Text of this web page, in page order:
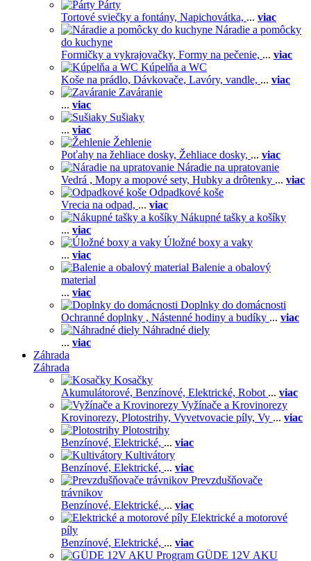
Párty
Tortové sviečky a fontány, Napichovátka, ... viac
Náradie a pomôcky
do kuchyne
Formičky a vykrajovačky, Formy na pečenie, ... viac
Kúpelňa a WC
Koše na prádlo, Dávkovače, Lavóry, vandle, ... viac
Zaváranie
... viac
Sušiaky
... viac
Žehlenie
Poťahy na žehliace dosky, Žehliace dosky, ... viac
Náradie na upratovanie
Vedrá , Mopy a mopové sety, Hubky a drôtenky ... viac
Odpadkové koše
Vrecia na odpad, ... viac
Nákupné tašky a košíky
... viac
Úložné boxy a vaky
... viac
Balenie a obalový
material
... viac
Doplnky do domácnosti
Ochranné doplnky , Nástenné hodiny a budíky ... viac
Náhradné diely
... viac
Záhrada
Záhrada
Kosačky
Akumulátorové, Benzínové, Elektrické, Robot ... viac
Vyžínače a Krovinorezy
Krovinorezy, Plotostrihy, Vyvetvovacie píly, Vy ... viac
Plotostrihy
Benzínové, Elektrické, ... viac
Kultivátory
Benzínové, Elektrické, ... viac
Prevzdušňovače
trávnikov
Benzínové, Elektrické, ... viac
Elektrické a motorové
píly
Benzínové, Elektrické, ... viac
GÜDE 12V AKU